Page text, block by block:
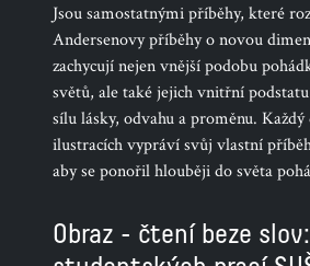
Jsou samostatnými příběhy, které
Andersenovy příběhy o novou
zachycují nejen vnější podobu
světů, ale také jejich vnitřní
sílu lásky, odvahu a proměnu.
ilustracích vypráví svůj vlastní
aby se ponořil hlouběji do světa
Obraz - čtení beze